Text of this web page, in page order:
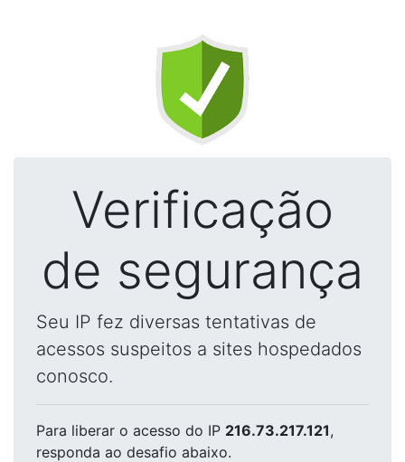
Verificação
de segurança
Seu IP fez diversas tentativas de
acessos suspeitos a sites hospedados
conosco.
Para liberar o acesso do IP 216.73.217.121,
responda ao desafio abaixo.